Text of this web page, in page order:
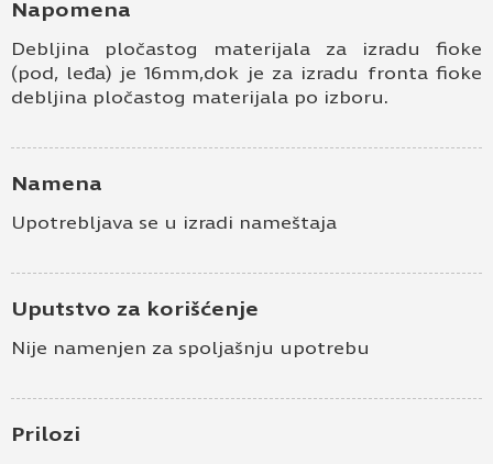
Napomena
Debljina pločastog materijala za izradu fioke
(pod, leđa) je 16mm,dok je za izradu fronta fioke
debljina pločastog materijala po izboru.
Namena
Upotrebljava se u izradi nameštaja
Uputstvo za korišćenje
Nije namenjen za spoljašnju upotrebu
Prilozi